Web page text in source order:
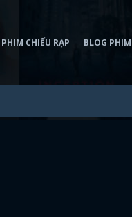
PHIM CHIẾU RẠP BLOG PHIM